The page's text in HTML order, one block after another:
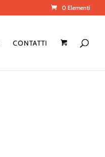
0 Elementi
CONTATTI